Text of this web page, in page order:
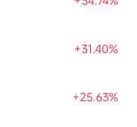
+31.40%
+25.63%